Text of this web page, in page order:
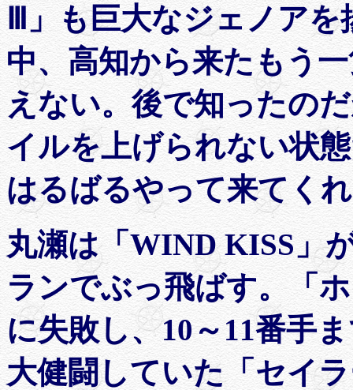
Ⅲ」も巨大なジェノア
中、高知から来たもう
えない。後で知ったの
イルを上げられない状
はるばるやって来てく
丸瀬は「WIND KISS」
ランでぶっ飛ばす。「
に失敗し、10～11番手
大健闘していた「セイ